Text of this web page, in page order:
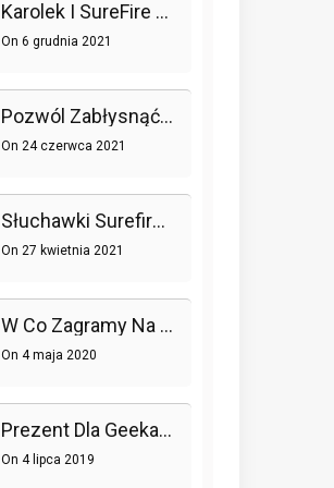
Karolek I SureFire Łączą Siły!
On6 grudnia 2021
Pozwól Zabłysnąć Swojemu Pokojowi Gier Dzięki Trzem Myszom Surefire
On24 czerwca 2021
Słuchawki Surefire Dla Prawdziwych Graczy
On27 kwietnia 2021
W Co Zagramy Na Wielu Platformach?
On4 maja 2020
Prezent Dla Geeka – To Go Ucieszy!
On4 lipca 2019